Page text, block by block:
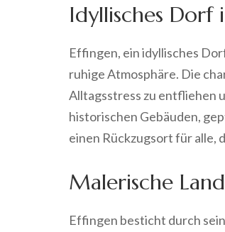
Idyllisches Dorf
Effingen, ein idyllisches
ruhige Atmosphäre. Die
Alltagsstress zu entfliehen
historischen Gebäuden,
einen Rückzugsort für alle,
Malerische
Effingen besticht durch